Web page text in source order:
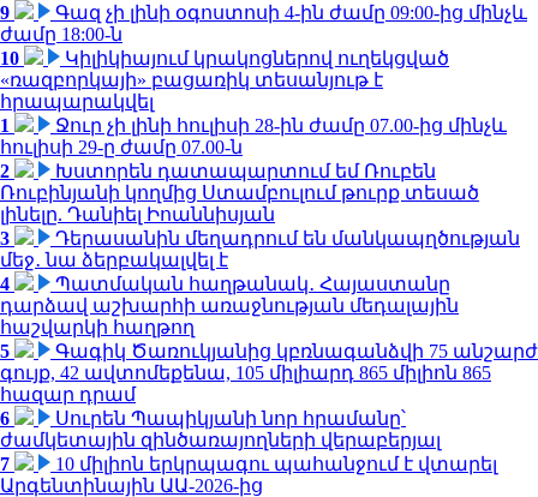
9
Գազ չի լինի օգոստոսի 4-ին ժամը 09:00-ից մինչև
ժամը 18:00-ն
10
Կիլիկիայում կրակոցներով ուղեկցված
«ռազբորկայի» բացառիկ տեսանյութ է
հրապարակվել
1
Ջուր չի լինի հուլիսի 28-ին ժամը 07.00-ից մինչև
հուլիսի 29-ը ժամը 07.00-ն
2
Խստորեն դատապարտում եմ Ռուբեն
Ռուբինյանի կողմից Ստամբուլում թուրք տեսած
լինելը. Դանիել Իոաննիսյան
3
Դերասանին մեղադրում են մանկապղծության
մեջ․ նա ձերբակալվել է
4
Պատմական հաղթանակ․ Հայաստանը
դարձավ աշխարհի առաջնության մեդալային
հաշվարկի հաղթող
5
Գագիկ Ծառուկյանից կբռնագանձվի 75 անշարժ
գույք, 42 ավտոմեքենա, 105 միլիարդ 865 միլիոն 865
հազար դրամ
6
Սուրեն Պապիկյանի նոր հրամանը՝
ժամկետային զինծառայողների վերաբերյալ
7
10 միլիոն երկրպագու պահանջում է վտարել
Արգենտինային ԱԱ-2026-ից